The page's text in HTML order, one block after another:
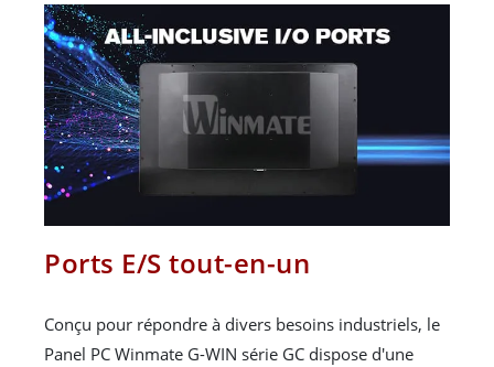
Ports E/S tout-en-un
Conçu pour répondre à divers besoins industriels, le
Panel PC Winmate G-WIN série GC dispose d'une